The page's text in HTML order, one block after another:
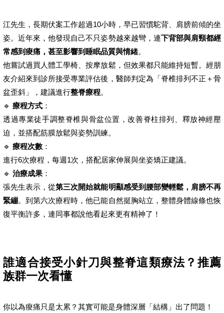
江先生，長期伏案工作超過10小時，早已習慣駝背、肩膀前傾的坐
姿。近年來，他發現自己不只姿勢越來越彎，連下背部與肩頸都經
常感到痠痛，甚至影響到睡眠品質與情緒。
他嘗試過買人體工學椅、按摩放鬆，但效果都只能維持短暫。經朋
友介紹來到診所接受專業評估後，醫師判定為「脊椎排列不正＋骨
盆歪斜」，建議進行整脊療程。
🔹 療程方式 ：
透過專業徒手調整脊椎與骨盆位置，改善脊柱排列、釋放神經壓
迫，並搭配筋膜放鬆與姿勢訓練。
🔹 療程次數 ：
進行6次療程，每週1次，搭配居家伸展與坐姿矯正建議。
🔹 治療成果 ：
張先生表示，從第三次開始就能明顯感受到腰部變輕鬆，肩膀不再
緊繃。到第六次療程時，他已能自然挺胸站立，整體身體線條也恢
復平衡許多，連同事都說他看起來更有精神了！
誰適合接受小針刀與整脊這類療法？推薦
族群一次看懂
你以為痠痛只是太累？其實可能是身體深層「結構」出了問題！